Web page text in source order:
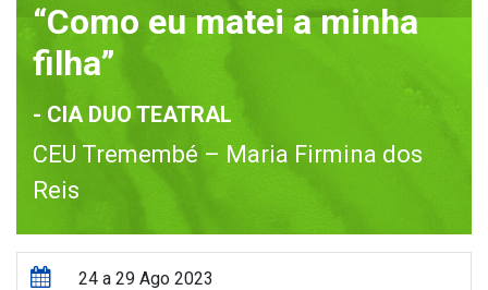
“Como eu matei a minha
filha”
- CIA DUO TEATRAL
CEU Tremembé – Maria Firmina dos
Reis
24 a 29 Ago 2023